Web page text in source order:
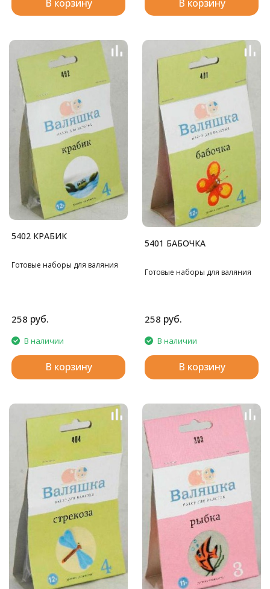
В корзину В корзину
5402 КРАБИК
Готовые наборы для валяния
258 руб.
В наличии
В корзину
5401 БАБОЧКА
Готовые наборы для валяния
258 руб.
В наличии
В корзину